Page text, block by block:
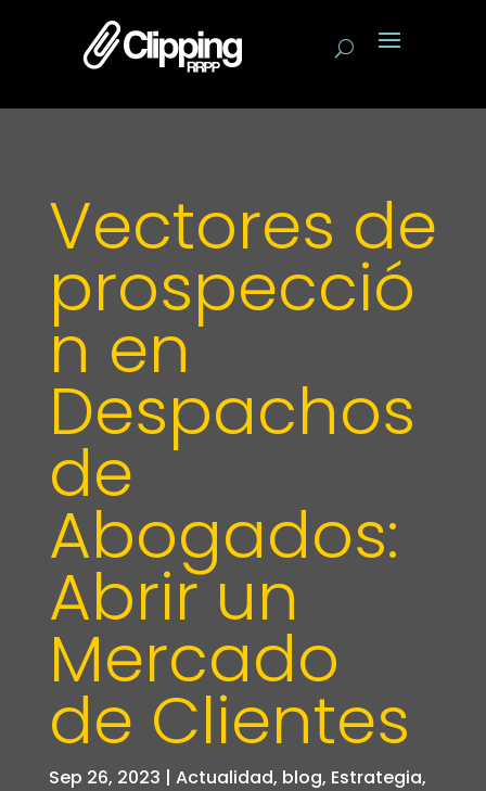
Vectores de
prospecció
n en
Despachos
de
Abogados:
Abrir un
Mercado
de Clientes
Sep 26, 2023 | Actualidad, blog, Estrategia,